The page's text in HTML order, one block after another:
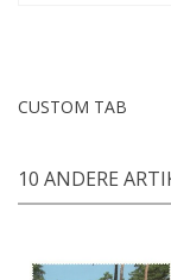
CUSTOM TAB
10 ANDERE